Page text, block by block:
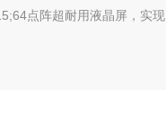
点阵超耐用液晶屏，实现